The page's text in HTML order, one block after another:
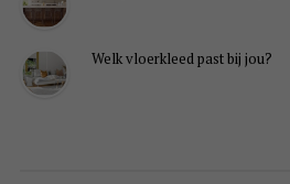
Welk vloerkleed past bij jou?